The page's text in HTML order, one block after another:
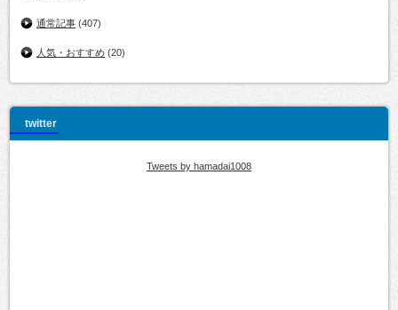
通常記事 (407)
人気・おすすめ (20)
twitter
Tweets by hamadai1008